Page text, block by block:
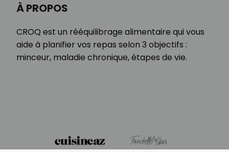
À PROPOS
CROQ est un rééquilibrage alimentaire qui vous
aide à planifier vos repas selon 3 objectifs :
minceur, maladie chronique, étapes de vie.